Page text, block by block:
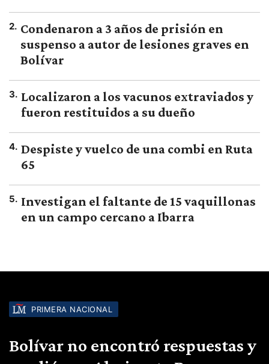
2. Condenaron a 3 años de prisión en
suspenso a autor de lesiones graves en
Bolívar
3. Localizaron a los vacunos extraviados y
fueron restituidos a su dueño
4. Despiste y vuelco de una combi en Ruta
65
5. Investigan el faltante de 15 vaquillonas
en un campo cercano a Ibarra
PRIMERA NACIONAL
Bolívar no encontró respuestas y